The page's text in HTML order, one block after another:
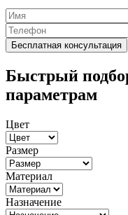
Быстрый
параметрам
Цвет
Размер
Материал
Назначение